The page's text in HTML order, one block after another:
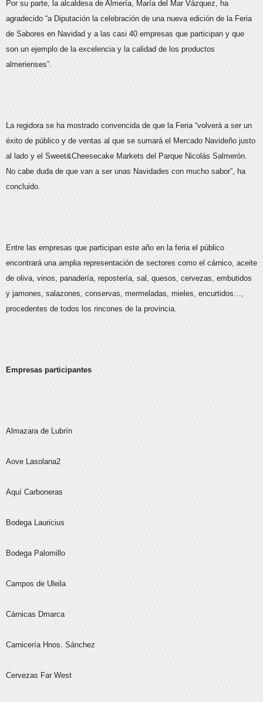
Por su parte, la alcaldesa de Almería, María del Mar Vázquez, ha
agradecido “a Diputación la celebración de una nueva edición de la Feria
de Sabores en Navidad y a las casi 40 empresas que participan y que
son un ejemplo de la excelencia y la calidad de los productos
almerienses”.
La regidora se ha mostrado convencida de que la Feria “volverá a ser un
éxito de público y de ventas al que se sumará el Mercado Navideño justo
al lado y el Sweet&Cheesecake Markets del Parque Nicolás Salmerón.
No cabe duda de que van a ser unas Navidades con mucho sabor”, ha
concluido.
Entre las empresas que participan este año en la feria el público
encontrará una amplia representación de sectores como el cárnico, aceite
de oliva, vinos, panadería, repostería, sal, quesos, cervezas, embutidos
y jamones, salazones, conservas, mermeladas, mieles, encurtidos…,
procedentes de todos los rincones de la provincia.
Empresas participantes
Almazara de Lubrín
Aove Lasolana2
Aquí Carboneras
Bodega Lauricius
Bodega Palomillo
Campos de Uleila
Cárnicas Dmarca
Carnicería Hnos. Sánchez
Cervezas Far West